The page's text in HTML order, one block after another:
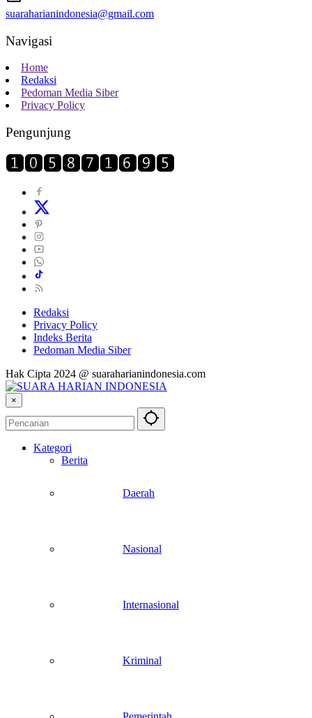
suaraharianindonesia@gmail.com
Navigasi
Home
Redaksi
Pedoman Media Siber
Privacy Policy
Pengunjung
Redaksi
Privacy Policy
Indeks Berita
Pedoman Media Siber
Hak Cipta 2024 @ suaraharianindonesia.com
×
Kategori
Berita
Daerah
Nasional
Internasional
Kriminal